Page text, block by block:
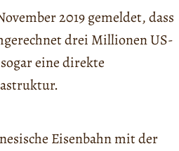
2019 gemeldet, dass
drei Millionen US-
eine direkte
Eisenbahn mit der